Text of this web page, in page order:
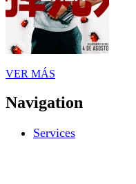
VER MÁS
Navigation
Services